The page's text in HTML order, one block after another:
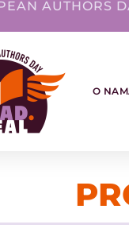
AUTHORS
O